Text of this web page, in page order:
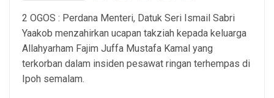
2 OGOS : Perdana Menteri, Datuk Seri Ismail Sabri
Yaakob menzahirkan ucapan takziah kepada keluarga
Allahyarham Fajim Juffa Mustafa Kamal yang
terkorban dalam insiden pesawat ringan terhempas di
Ipoh semalam.